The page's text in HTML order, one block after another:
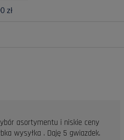
zł
asortymentu i niskie ceny
wysyłka . Daję 5 gwiazdek.